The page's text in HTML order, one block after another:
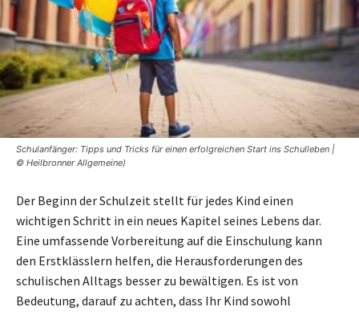
Schulanfänger: Tipps und Tricks für einen erfolgreichen Start ins Schulleben |
© Heilbronner Allgemeine)
Der Beginn der Schulzeit stellt für jedes Kind einen
wichtigen Schritt in ein neues Kapitel seines Lebens dar.
Eine umfassende Vorbereitung auf die Einschulung kann
den Erstklässlern helfen, die Herausforderungen des
schulischen Alltags besser zu bewältigen. Es ist von
Bedeutung, darauf zu achten, dass Ihr Kind sowohl